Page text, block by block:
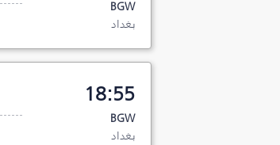
BGW
بغداد
18:55
BGW
بغداد